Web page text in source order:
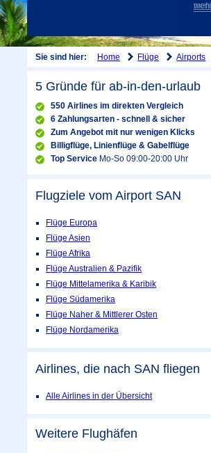
Sie sind hier: Home Flüge Airports
5 Gründe für ab-in-den-urlaub
550 Airlines im direkten Vergleich
6 Zahlungsarten - schnell & sicher
Zum Angebot mit nur wenigen Klicks
Billigflüge, Linienflüge & Gabelflüge
Top Service Mo-So 09:00-20:00 Uhr
Flugziele vom Airport SAN
Flüge Europa
Flüge Asien
Flüge Afrika
Flüge Australien & Pazifik
Flüge Mittelamerika & Karibik
Flüge Südamerika
Flüge Naher & Mittlerer Osten
Flüge Nordamerika
Airlines, die nach SAN fliegen
Alle Airlines in der Übersicht
Weitere Flughäfen